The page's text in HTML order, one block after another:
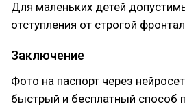
Для маленьких детей
отступления от строгой
Заключение
Фото на паспорт через
быстрый и бесплатный способ